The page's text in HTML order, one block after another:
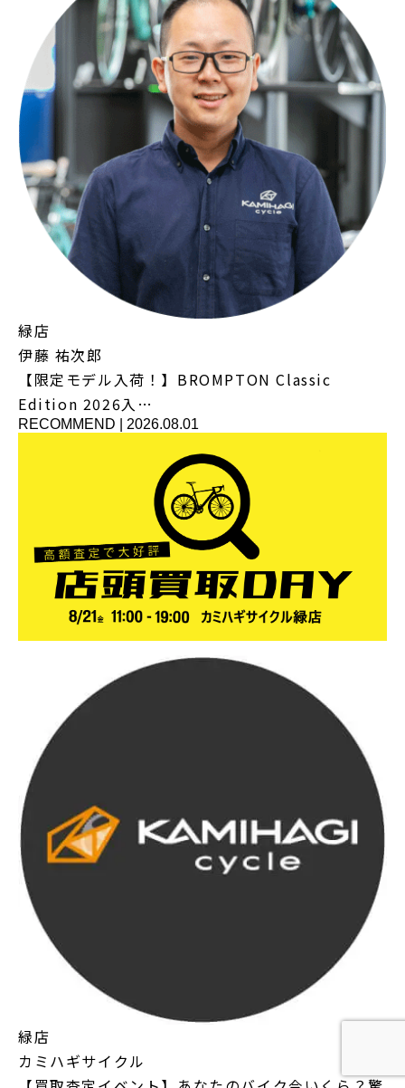
緑店
伊藤 祐次郎
【限定モデル入荷！】BROMPTON Classic
Edition 2026入…
RECOMMEND 2026.08.01
緑店
カミハギサイクル